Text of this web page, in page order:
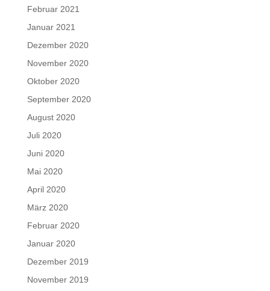
Februar 2021
Januar 2021
Dezember 2020
November 2020
Oktober 2020
September 2020
August 2020
Juli 2020
Juni 2020
Mai 2020
April 2020
März 2020
Februar 2020
Januar 2020
Dezember 2019
November 2019